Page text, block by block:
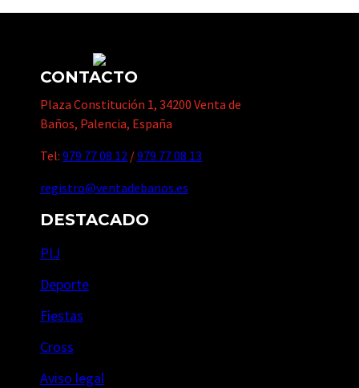
CONTACTO
Plaza Constitución 1, 34200 Venta de
Baños, Palencia, España
Tel: 979 77 08 12 /979 77 08 13
registro@ventadebanos.es
DESTACADO
PIJ
Deporte
Fiestas
Cross
Aviso legal